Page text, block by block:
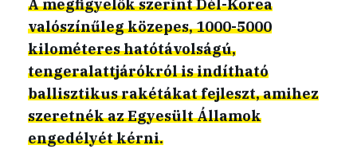
A megfigyelők szerint Dél-Korea
valószínűleg közepes, 1000-5000
kilométeres hatótávolságú,
tengeralattjárókról is indítható
ballisztikus rakétákat fejleszt, amihez
szeretnék az Egyesült Államok
engedélyét kérni.